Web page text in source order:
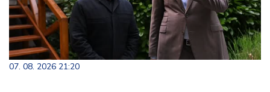
07. 08. 2026 21:20